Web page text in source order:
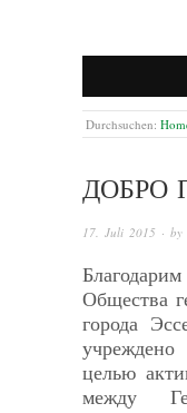
Durchsuchen:
ДОБРО
17. Juli 2015 · by
Общества
города
целью
между